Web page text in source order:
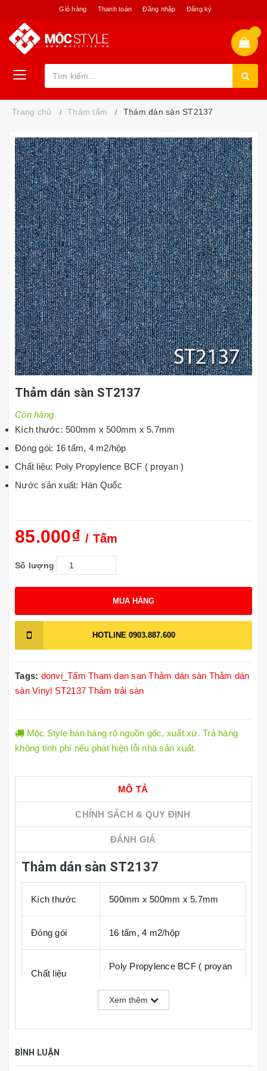
Giỏ hàng Thanh toán Đăng nhập Đăng ký
Trang chủ Thảm tấm Thảm dán sàn ST2137
Thảm dán sàn ST2137
Còn hàng
Kích thước: 500mm x 500mm x 5.7mm
Đóng gói: 16 tấm, 4 m2/hộp
Chất liệu: Poly Propylence BCF ( proyan )
Nước sản xuất: Hàn Quốc
85.000₫ / Tấm
Số lượng
MUA HÀNG
HOTLINE 0903.887.600
Tags: donvi_Tấm Tham dan san Thảm dán sàn Thảm dán
sàn Vinyl ST2137 Thảm trải sàn
Mộc Style bán hàng rõ nguồn gốc, xuất xứ. Trả hàng
không tính phí nếu phát hiện lỗi nhà sản xuất.
MÔ TẢ
CHÍNH SÁCH & QUY ĐỊNH
ĐÁNH GIÁ
Thảm dán sàn ST2137
Kích thước 500mm x 500mm x 5.7mm
Đóng gói 16 tấm, 4 m2/hộp
Chất liệu
Poly Propylence BCF ( proyan
xuất
Xem thêm
BÌNH LUẬN